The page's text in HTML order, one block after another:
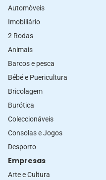
Automòveis
Imobiliário
2 Rodas
Animais
Barcos e pesca
Bébé e Puericultura
Bricolagem
Burótica
Coleccionáveis
Consolas e Jogos
Desporto
Empresas
Arte e Cultura